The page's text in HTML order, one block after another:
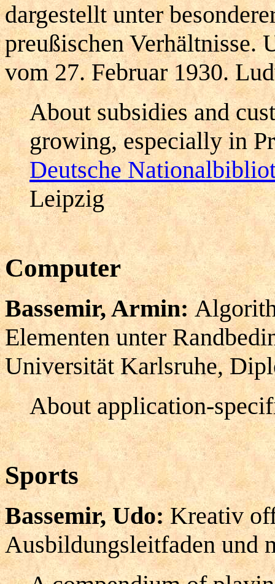
dargestellt unter
preußischen
vom 27. Februar 1930.
About subsidies and
growing, especially in
Deutsche
Leipzig
Computer
Bassemir, Armin:
Elementen unter
Universität Karlsruhe,
About application-
Sports
Bassemir, Udo:Kreativ
Ausbildungsleitfaden und